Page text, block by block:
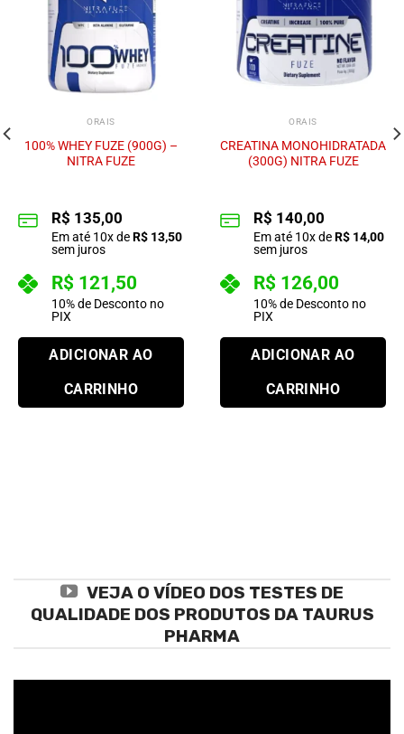
ORAIS
100% WHEY FUZE (900G) –
NITRA FUZE
R$ 135,00
Em até 10x deR$13,50
sem juros
R$ 121,50
10% de Desconto no
PIX
ADICIONAR AO
CARRINHO
ORAIS
CREATINA MONOHIDRATADA
(300G) NITRA FUZE
R$ 140,00
Em até 10x deR$14,00
sem juros
R$ 126,00
10% de Desconto no
PIX
ADICIONAR AO
CARRINHO
VEJA O VÍDEO DOS TESTES DE
QUALIDADE DOS PRODUTOS DA TAURUS
PHARMA